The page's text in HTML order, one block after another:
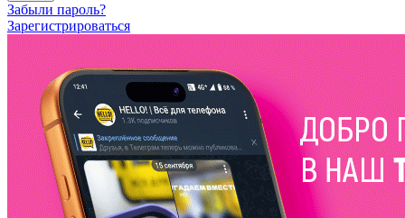
Забыли пароль?
Зарегистрироваться